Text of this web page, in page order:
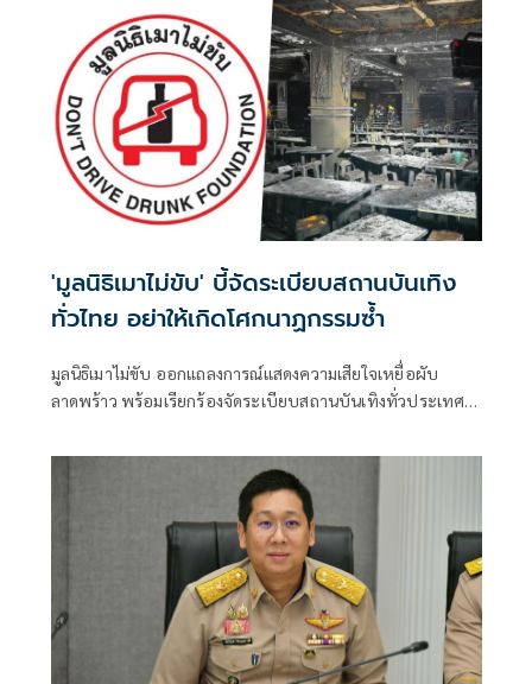
'มูลนิธิเมาไม่ขับ' บี้จัดระเบียบสถานบันเทิง
ทั่วไทย อย่าให้เกิดโศกนาฏกรรมซ้ำ
มูลนิธิเมาไม่ขับ ออกแถลงการณ์แสดงความเสียใจเหยื่อผับ
ลาดพร้าว พร้อมเรียกร้องจัดระเบียบสถานบันเทิงทั่วประเทศ